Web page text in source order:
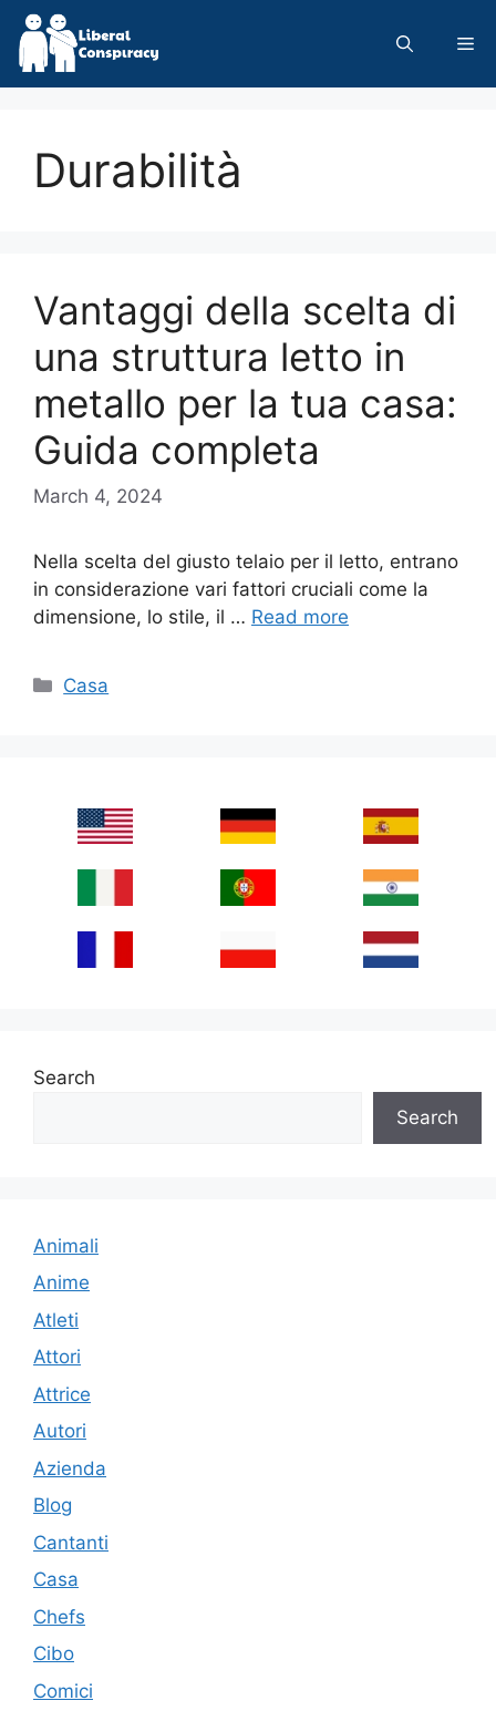
Skip
content
Durabilità
Vantaggi della scelta di
una struttura letto in
metallo per la tua casa:
Guida completa
March 4, 2024
Nella scelta del giusto telaio per il letto, entrano
in considerazione vari fattori cruciali come la
dimensione, lo stile, il … Read more
Categories
Casa
Search
Search
Animali
Anime
Atleti
Attori
Attrice
Autori
Azienda
Blog
Cantanti
Casa
Chefs
Cibo
Comici